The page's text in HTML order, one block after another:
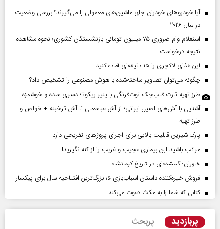
آیا خودروهای خودران جای ماشین‌های معمولی را می‌گیرند؟ بررسی وضعیت
در سال ۲۰۲۶
استعلام وام ضروری ۷۵ میلیون تومانی بازنشستگان کشوری؛ نحوه مشاهده
نتیجه درخواست
این غذای لاکچری را ۱۵ دقیقه‌ای آماده کنید
چگونه می‌توان تصاویر ساخته‌شده با هوش مصنوعی را تشخیص داد؟
طرز تهیه تارت فلپ‌جک توت‌فرنگی با پنیر ریکوتا؛ دسری ساده و خوشمزه
آشنایی با آش‌های اصیل ایرانی؛ از آش عباسعلی تا آش ترخینه + خواص و
طرز تهیه
پارک شیرین قابلیت‌ بالایی برای اجرای پروژهای تفریحی دارد
مراقب باشید این بیماری عجیب و غریب را از کنه نگیرید!
خاوران؛ گمشده‌ای در تاریخ کرمانشاه
فروش خیره‌کننده داستان اسباب‌بازی ۵؛ بزرگ‌ترین افتتاحیه سال برای پیکسار
کتابی که شما را به مکث دعوت می‌کند
پربازدید پربحث